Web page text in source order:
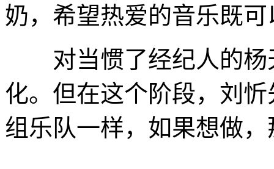
奶，希望热爱的音乐既
对当惯了经纪人的杨
化。但在这个阶段，刘
组乐队一样，如果想做